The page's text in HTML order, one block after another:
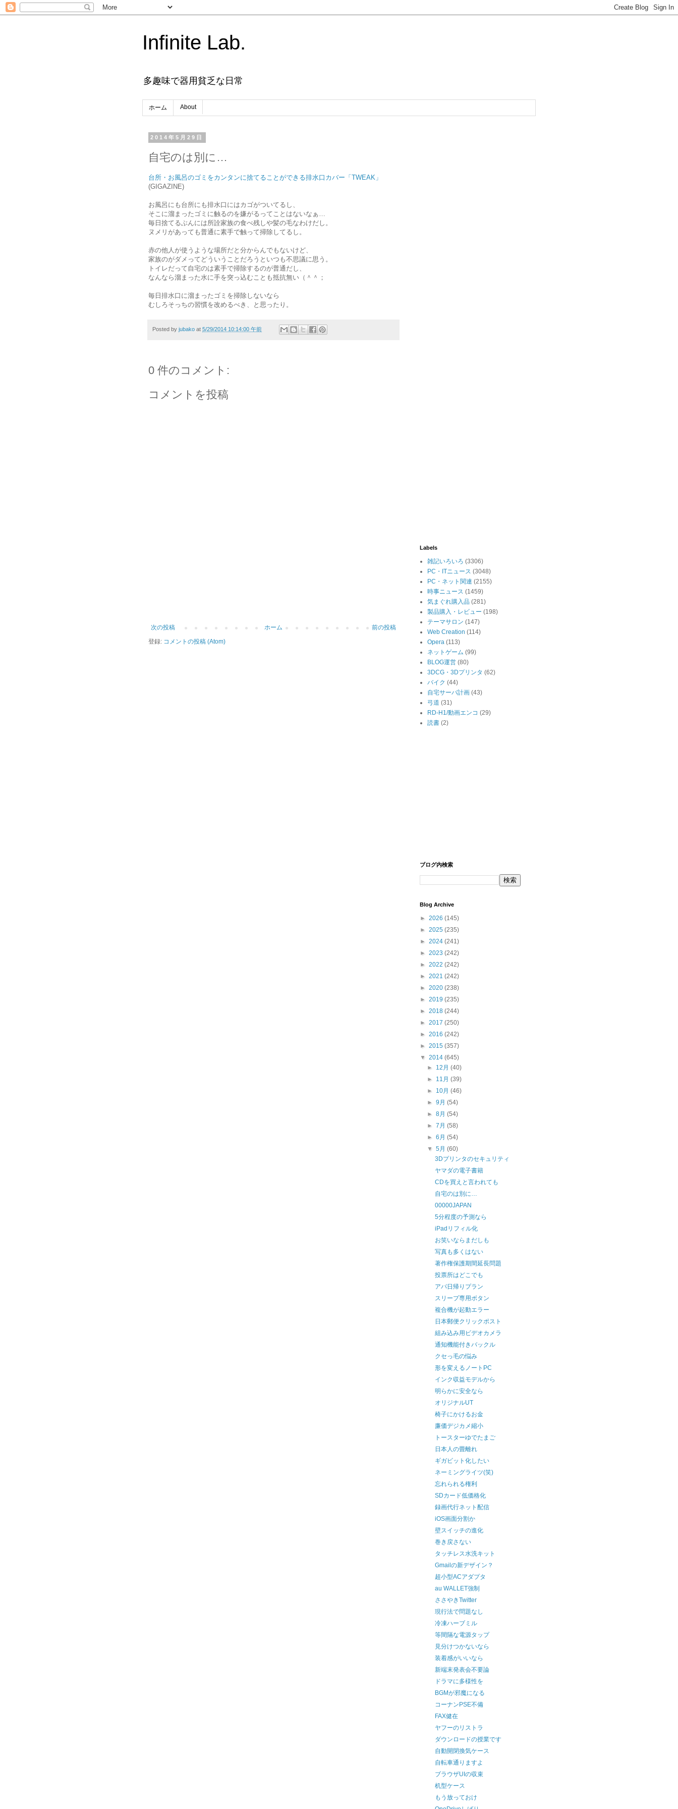
Infinite Lab.
多趣味で器用貧乏な日常
ホーム About
2014年5月29日
自宅のは別に…
台所・お風呂のゴミをカンタンに捨てることができる排水口カバー「TWEAK」
(GIGAZINE)
お風呂にも台所にも排水口にはカゴがついてるし、
そこに溜まったゴミに触るのを嫌がるってことはないなぁ…
毎日捨てるぶんには所詮家族の食べ残しや髪の毛なわけだし。
ヌメリがあっても普通に素手で触って掃除してるし。
赤の他人が使うような場所だと分からんでもないけど、
家族のがダメってどういうことだろうといつも不思議に思う。
トイレだって自宅のは素手で掃除するのが普通だし、
なんなら溜まった水に手を突っ込むことも抵抗無い（＾＾；
毎日排水口に溜まったゴミを掃除しないなら
むしろそっちの習慣を改めるべき、と思ったり。
Posted by jubako at 5/29/2014 10:14:00 午前
0 件のコメント:
コメントを投稿
次の投稿 前の投稿
ホーム
登録: コメントの投稿 (Atom)
Labels
雑記いろいろ (3306)
PC・ITニュース (3048)
PC・ネット関連 (2155)
時事ニュース (1459)
気まぐれ購入品 (281)
製品購入・レビュー (198)
テーマサロン (147)
Web Creation (114)
Opera (113)
ネットゲーム (99)
BLOG運営 (80)
3DCG・3Dプリンタ (62)
バイク (44)
自宅サーバ計画 (43)
弓道 (31)
RD-H1/動画エンコ (29)
読書 (2)
ブログ内検索
Blog Archive
► 2026 (145)
► 2025 (235)
► 2024 (241)
► 2023 (242)
► 2022 (242)
► 2021 (242)
► 2020 (238)
► 2019 (235)
► 2018 (244)
► 2017 (250)
► 2016 (242)
► 2015 (357)
▼ 2014 (645)
► 12月(40)
► 11月(39)
► 10月(46)
►9月(54)
►8月(54)
►7月(58)
►6月(54)
▼5月(60)
3Dプリンタのセキュリティ
ヤマダの電子書籍
CDを買えと言われても
自宅のは別に…
00000JAPAN
5分程度の予測なら
iPadリフィル化
お笑いならまだしも
写真も多くはない
著作権保護期間延長問題
投票所はどこでも
アパ日帰りプラン
スリープ専用ボタン
複合機が起動エラー
日本郵便クリックポスト
組み込み用ビデオカメラ
通知機能付きバックル
クセっ毛の悩み
形を変えるノートPC
インク収益モデルから
明らかに安全なら
オリジナルUT
椅子にかけるお金
廉価デジカメ縮小
トースターゆでたまご
日本人の畳離れ
ギガビット化したい
ネーミングライツ(笑)
忘れられる権利
SDカード低価格化
録画代行ネット配信
iOS画面分割か
壁スイッチの進化
巻き戻さない
タッチレス水洗キット
Gmailの新デザイン？
超小型ACアダプタ
au WALLET強制
ささやきTwitter
現行法で問題なし
冷凍ハーブミル
等間隔な電源タップ
見分けつかないなら
装着感がいいなら
新端末発表会不要論
ドラマに多様性を
BGMが邪魔になる
コーナンPSE不備
FAX健在
ヤフーのリストラ
ダウンロードの授業です
自動開閉換気ケース
自転車通りますよ
ブラウザUIの収束
机型ケース
もう放っておけ